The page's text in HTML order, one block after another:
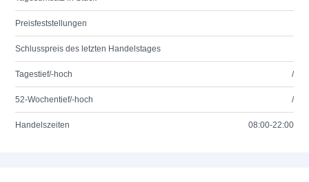
Preisfeststellungen
Schlusspreis des letzten Handelstages
Tagestief/-hoch /
52-Wochentief/-hoch /
Handelszeiten 08:00-22:00